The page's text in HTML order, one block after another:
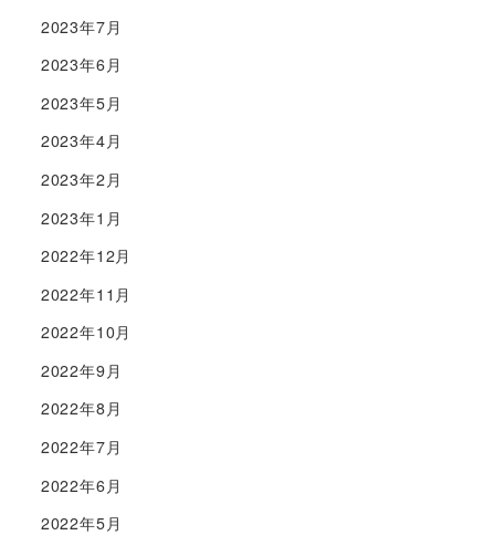
2023年7月
2023年6月
2023年5月
2023年4月
2023年2月
2023年1月
2022年12月
2022年11月
2022年10月
2022年9月
2022年8月
2022年7月
2022年6月
2022年5月